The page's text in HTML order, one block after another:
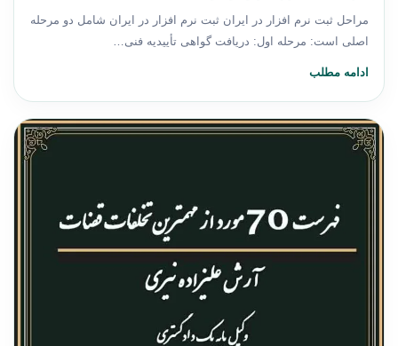
مراحل ثبت نرم افزار در ایران ثبت نرم افزار در ایران شامل دو مرحله
اصلی است: مرحله اول: دریافت گواهی تأییدیه فنی…
ادامه مطلب